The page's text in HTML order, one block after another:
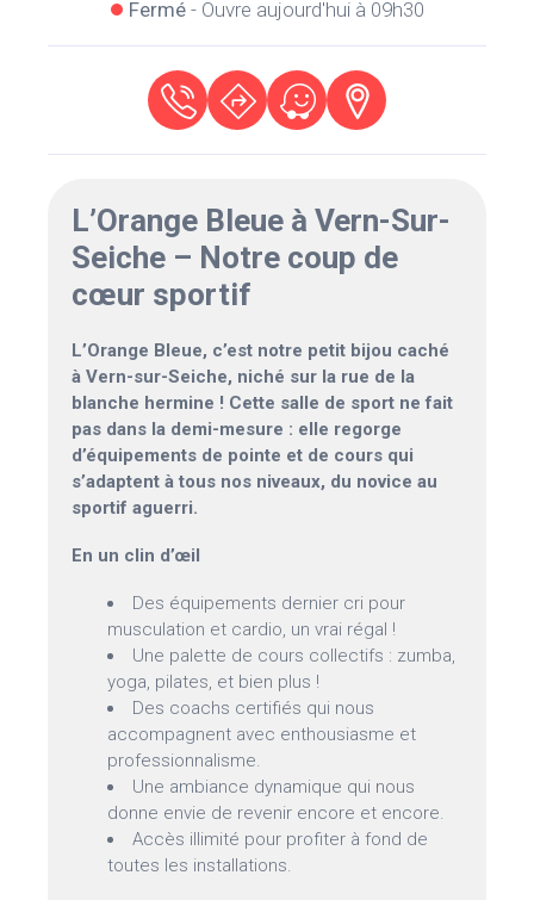
Fermé- Ouvre aujourd'hui à 09h30
L’Orange Bleue à Vern-Sur-
Seiche – Notre coup de
cœur sportif
L’Orange Bleue, c’est notre petit bijou caché
à Vern-sur-Seiche, niché sur la rue de la
blanche hermine ! Cette salle de sport ne fait
pas dans la demi-mesure : elle regorge
d’équipements de pointe et de cours qui
s’adaptent à tous nos niveaux, du novice au
sportif aguerri.
En un clin d’œil
Des équipements dernier cri pour
musculation et cardio, un vrai régal !
Une palette de cours collectifs : zumba,
yoga, pilates, et bien plus !
Des coachs certifiés qui nous
accompagnent avec enthousiasme et
professionnalisme.
Une ambiance dynamique qui nous
donne envie de revenir encore et encore.
Accès illimité pour profiter à fond de
toutes les installations.